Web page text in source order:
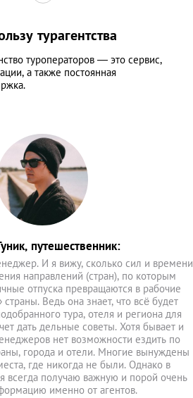
турагентства
туроператоров — это сервис,
а также постоянная
путешественник:
И я вижу, сколько сил и времени
направлений (стран), по которым
отпуска превращаются в рабочие
Ведь она знает, что всё будет
тура, отеля и региона для
дать дельные советы. Хотя бывает и
нет возможности ездить по
города и отели. Многие вынуждены
где никогда не были. Однако в
всегда получаю важную и порой очень
именно от агентов.